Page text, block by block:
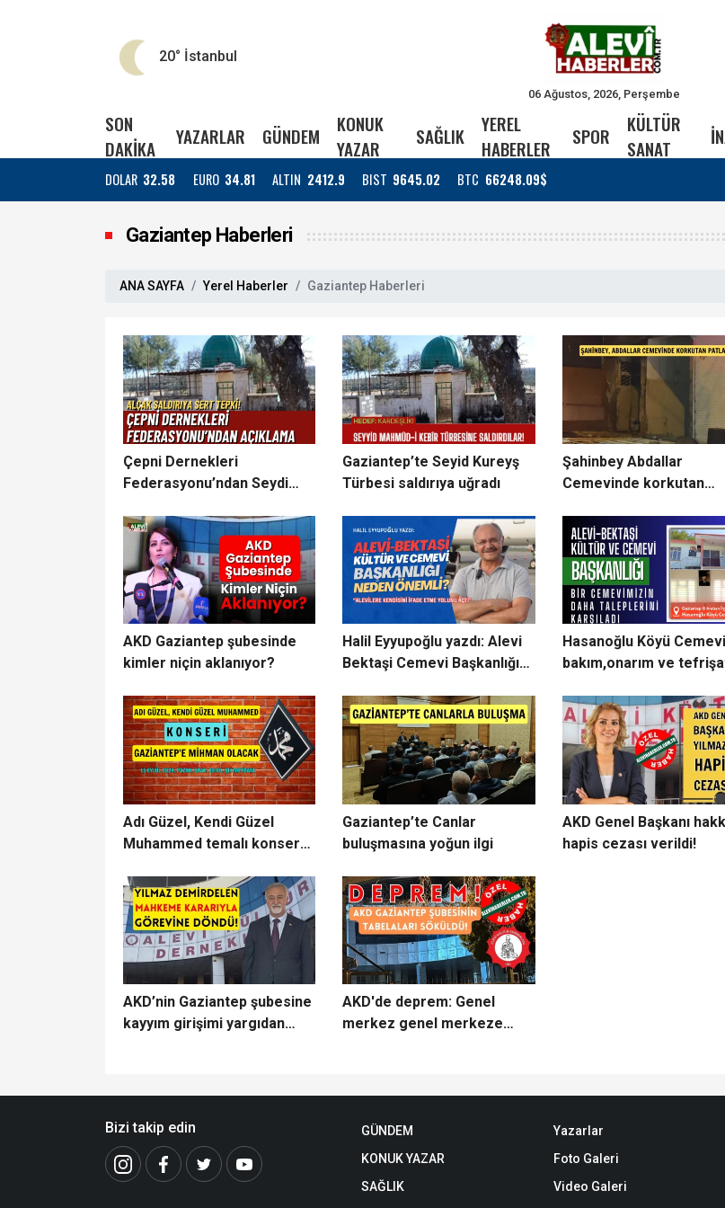
20° İstanbul
06 Ağustos, 2026, Perşembe
SON
DAKİKA
YAZARLAR GÜNDEM
KONUK
YAZAR
SAĞLIK
YEREL
HABERLER
SPOR
KÜLTÜR
SANAT
DOLAR 32.58 EURO 34.81 ALTIN 2412.9 BIST 9645.02 BTC 66248.09$
Gaziantep Haberleri
ANA SAYFA Yerel Haberler Gaziantep Haberleri
Çepni Dernekleri
Federasyonu’ndan Seydi
sert kınama!
Gaziantep’te Seyid Kureyş
Türbesi saldırıya uğradı
Şahinbey Abdallar
Cemevinde korkutan
AKD Gaziantep şubesinde
kimler niçin aklanıyor?
Halil Eyyupoğlu yazdı: Alevi
Bektaşi Cemevi Başkanlığı
Hasanoğlu Köyü
bakım,onarım ve
Adı Güzel, Kendi Güzel
Muhammed temalı konser
Gaziantep’te Canlar
buluşmasına yoğun ilgi
AKD Genel Başkanı
hapis cezası verildi!
AKD’nin Gaziantep şubesine
kayyım girişimi yargıdan
AKD'de deprem: Genel
merkez genel merkeze
Bizi takip edin
GÜNDEM
KONUK YAZAR
SAĞLIK
Yazarlar
Foto Galeri
Video Galeri